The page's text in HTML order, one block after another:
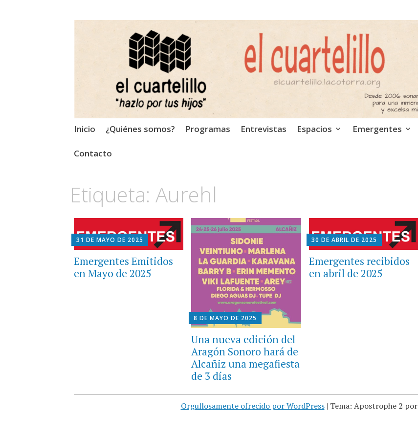
El Cuartelillo
Programa de radio de música independiente. Podcast
Saltar
contenido
Inicio ¿Quiénes somos? Programas Entrevistas Espacios Emergentes
Contacto
Etiqueta: Aurehl
31 DE MAYO DE 2025
Emergentes Emitidos
en Mayo de 2025
8 DE MAYO DE 2025
Una nueva edición del
Aragón Sonoro hará de
Alcañiz una megafiesta
de 3 días
30 DE ABRIL DE 2025
Emergentes recibidos
en abril de 2025
Orgullosamente ofrecido por WordPress | Tema: Apostrophe 2 por